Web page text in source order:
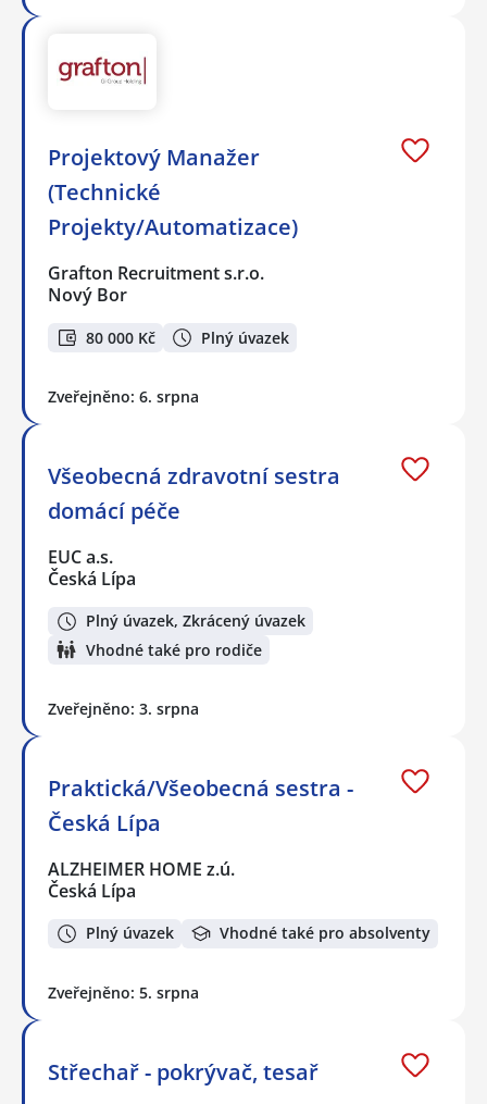
Projektový Manažer
(Technické
Projekty/Automatizace)
Grafton Recruitment s.r.o.
Nový Bor
80 000 Kč Plný úvazek
Zveřejněno: 6. srpna
Všeobecná zdravotní sestra
domácí péče
EUC a.s.
Česká Lípa
Plný úvazek, Zkrácený úvazek
Vhodné také pro rodiče
Zveřejněno: 3. srpna
Praktická/Všeobecná sestra -
Česká Lípa
ALZHEIMER HOME z.ú.
Česká Lípa
Plný úvazek Vhodné také pro absolventy
Zveřejněno: 5. srpna
Střechař - pokrývač, tesař